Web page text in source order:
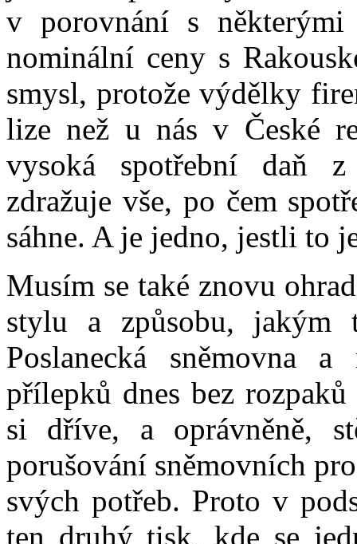
v porovnání s některými
nominální ceny s
smysl, protože výdělky
lize než u nás v České
vysoká spotřební daň z
zdražuje vše, po čem
sáhne. A je jedno, jestli to
Musím se také znovu
stylu a způsobu, jakým
Poslanecká sněmovna
přílepků dnes bez
si dříve, a oprávněně,
porušování sněmovních
svých potřeb. Proto v
ten druhý tisk, kde se